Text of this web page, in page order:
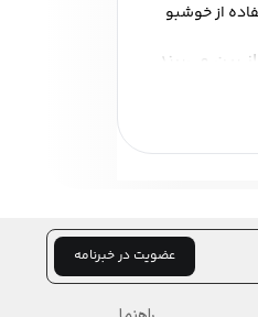
از خوشبو
می‌برند.
و آرامش‌بخش
خوشبو کننده
بهتر است
عضویت در خبرنامه